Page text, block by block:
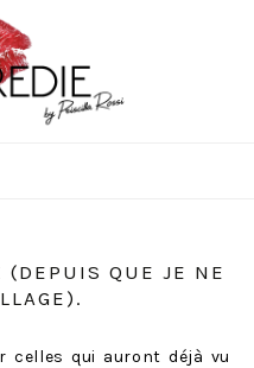
(DEPUIS QUE JE NE
celles qui auront déjà vu